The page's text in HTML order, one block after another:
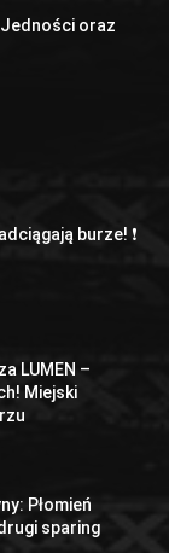
Jedności oraz
burze! ❗
LUMEN –
Miejski
Płomień
sparing